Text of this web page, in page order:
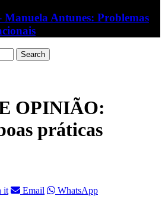
Antunes: Problemas
OPINIÃO:
práticas
it Email WhatsApp